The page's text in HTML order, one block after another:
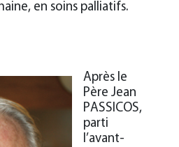
en soins palliatifs.
Après le
Père Jean
PASSICOS,
parti
l’avant-